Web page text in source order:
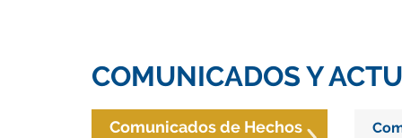
COMUNICADOS Y
Comunicados de Hechos